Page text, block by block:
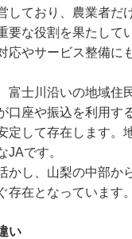
しており、農業者だ
要な役割を果たして
応やサービス整備に
富士川沿いの地域住
口座や振込を利用す
定して存在します。
JAです。
かし、山梨の中部か
存在となっています。
い